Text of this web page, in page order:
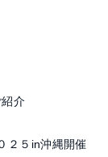
のご紹介
５in沖縄開催